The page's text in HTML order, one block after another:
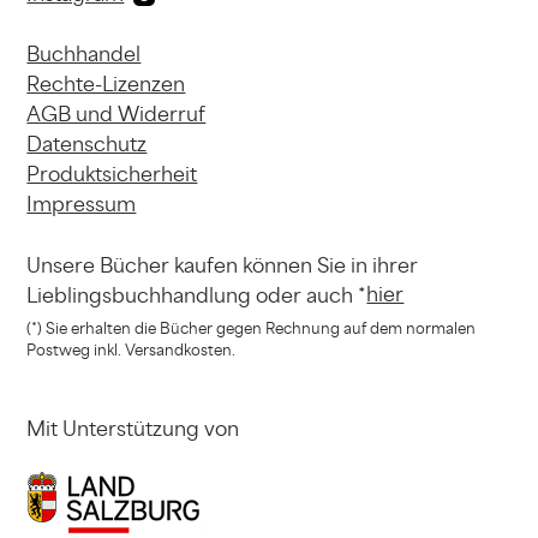
Buchhandel
Rechte-Lizenzen
AGB und Widerruf
Datenschutz
Produktsicherheit
Impressum
Unsere Bücher kaufen könnenSie in ihrer
Lieblingsbuchhandlung oder auch *hier
(*) Sie erhalten die Bücher gegen Rechnung auf dem normalen
Postweg inkl. Versandkosten.
Mit Unterstützung von